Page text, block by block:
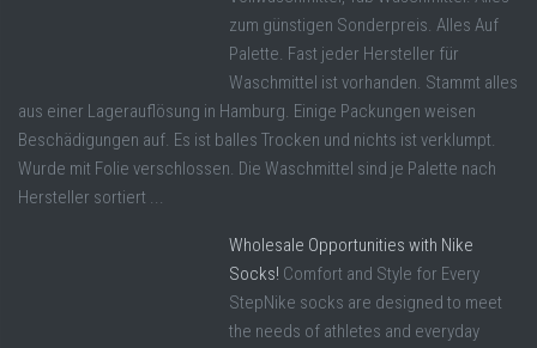
zum günstigen Sonderpreis. Alles Auf
Palette. Fast jeder Hersteller für
Waschmittel ist vorhanden. Stammt alles
aus einer Lagerauflösung in Hamburg. Einige Packungen weisen
Beschädigungen auf. Es ist balles Trocken und nichts ist verklumpt.
Wurde mit Folie verschlossen. Die Waschmittel sind je Palette nach
Hersteller sortiert ...
Wholesale Opportunities with Nike
Socks! Comfort and Style for Every
StepNike socks are designed to meet
the needs of athletes and everyday